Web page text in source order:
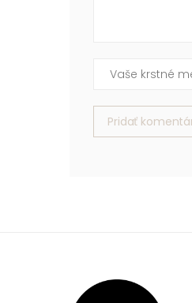
Vaše krstné
Pridať